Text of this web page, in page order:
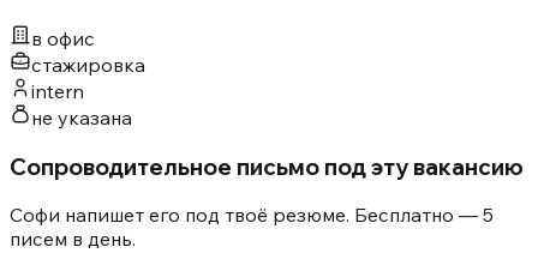
в офис
стажировка
intern
не указана
Сопроводительное письмо под эту вакансию
Софи напишет его под твоё резюме. Бесплатно — 5
писем в день.